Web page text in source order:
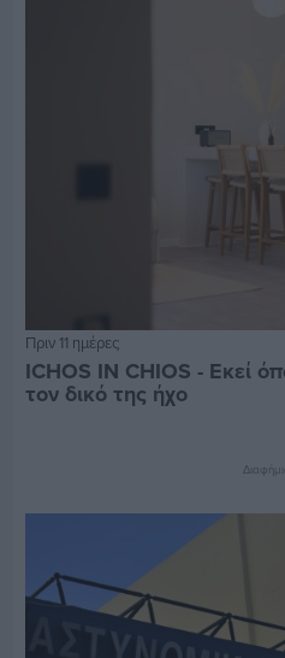
Πριν 11 ημέρες
ICHOS IN CHIOS - Εκεί
τον δικό της ήχο